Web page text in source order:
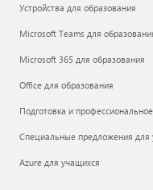
Устройства для образования
Microsoft Teams для
Microsoft 365 для образования
Office для образования
Подготовка и
Специальные предложения для
Azure для учащихся